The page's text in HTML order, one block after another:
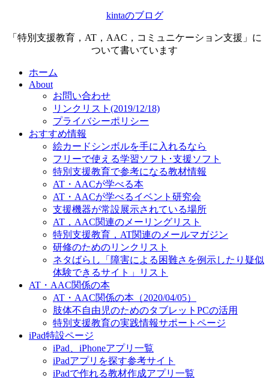
kintaのブログ
「特別支援教育，AT，AAC，コミュニケーション支援」に
ついて書いています
ホーム
About
お問い合わせ
リンクリスト(2019/12/18)
プライバシーポリシー
おすすめ情報
絵カードシンボルを手に入れるなら
フリーで使える学習ソフト･支援ソフト
特別支援教育で参考になる教材情報
AT・AACが学べる本
AT・AACが学べるイベント研究会
支援機器が常設展示されている場所
AT，AAC関連のメーリングリスト
特別支援教育，AT関連のメールマガジン
研修のためのリンクリスト
ネタばらし「障害による困難さを例示したり疑似
体験できるサイト」リスト
AT・AAC関係の本
AT・AAC関係の本（2020/04/05）
肢体不自由児のためのタブレットPCの活用
特別支援教育の実践情報サポートページ
iPad特設ページ
iPad、iPhoneアプリ一覧
iPadアプリを探す参考サイト
iPadで作れる教材作成アプリ一覧